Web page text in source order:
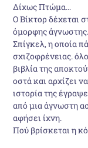
Δίχως Πτώμα…
Ο Βίκτορ δέχεται
όμορφης
Σπίγκελ, η οποία
σχιζοφρένειας.
βιβλία της
οστά και αρχίζει
ιστορία της
από μια άγνωστη
αφήσει ίχνη.
Πού βρίσκεται η